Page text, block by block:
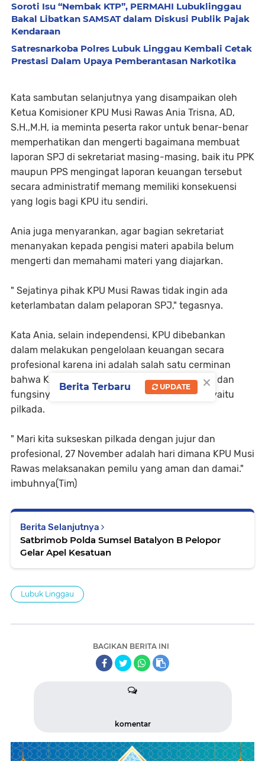
Soroti Isu “Nembak KTP”, PERMAHI Lubuklinggau
Bakal Libatkan SAMSAT dalam Diskusi Publik Pajak
Kendaraan
Satresnarkoba Polres Lubuk Linggau Kembali Cetak
Prestasi Dalam Upaya Pemberantasan Narkotika
Kata sambutan selanjutnya yang disampaikan oleh
Ketua Komisioner KPU Musi Rawas Ania Trisna, AD,
S.H.,M.H, ia meminta peserta rakor untuk benar-benar
memperhatikan dan mengerti bagaimana membuat
laporan SPJ di sekretariat masing-masing, baik itu PPK
maupun PPS mengingat laporan keuangan tersebut
secara administratif memang memiliki konsekuensi
yang logis bagi KPU itu sendiri.
Ania juga menyarankan, agar bagian sekretariat
menanyakan kepada pengisi materi apabila belum
mengerti dan memahami materi yang diajarkan.
" Sejatinya pihak KPU Musi Rawas tidak ingin ada
keterlambatan dalam pelaporan SPJ," tegasnya.
Kata Ania, selain independensi, KPU dibebankan
dalam melakukan pengelolaan keuangan secara
profesional karena ini adalah salah satu cerminan
bahwa KPU mampu menjalankan tugas-tugas dan
fungsinya dalam melaksanakan hajat negara yaitu
pilkada.
" Mari kita sukseskan pilkada dengan jujur dan
profesional, 27 November adalah hari dimana KPU Musi
Rawas melaksanakan pemilu yang aman dan damai."
imbuhnya(Tim)
Berita Selanjutnya
Satbrimob Polda Sumsel Batalyon B Pelopor
Gelar Apel Kesatuan
Lubuk Linggau
BAGIKAN BERITA INI
komentar
×
Berita Terbaru UPDATE